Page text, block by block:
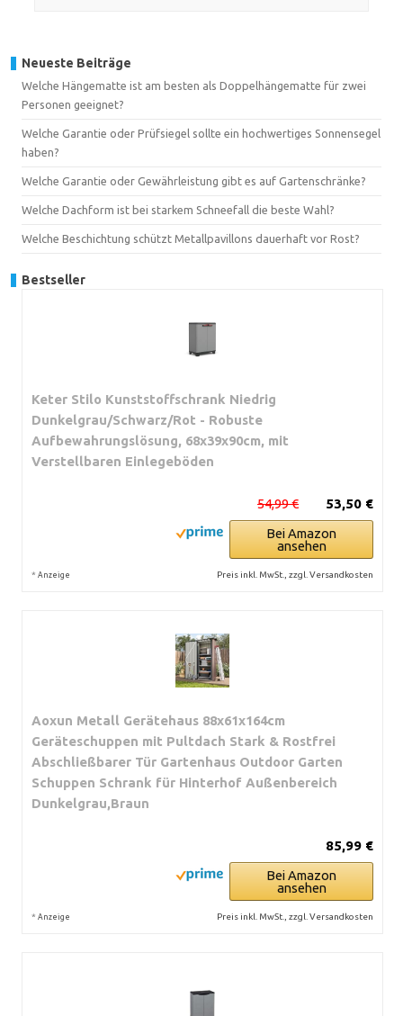
Neueste Beiträge
Welche Hängematte ist am besten als Doppelhängematte für zwei
Personen geeignet?
Welche Garantie oder Prüfsiegel sollte ein hochwertiges Sonnensegel
haben?
Welche Garantie oder Gewährleistung gibt es auf Gartenschränke?
Welche Dachform ist bei starkem Schneefall die beste Wahl?
Welche Beschichtung schützt Metallpavillons dauerhaft vor Rost?
Bestseller
Keter Stilo Kunststoffschrank Niedrig
Dunkelgrau/Schwarz/Rot - Robuste
Aufbewahrungslösung, 68x39x90cm, mit
Verstellbaren Einlegeböden
53,50 €
54,99 €
Bei Amazon
ansehen
* Anzeige Preis inkl. MwSt., zzgl. Versandkosten
Aoxun Metall Gerätehaus 88x61x164cm
Geräteschuppen mit Pultdach Stark & Rostfrei
Abschließbarer Tür Gartenhaus Outdoor Garten
Schuppen Schrank für Hinterhof Außenbereich
Dunkelgrau,Braun
85,99 €
Bei Amazon
ansehen
* Anzeige Preis inkl. MwSt., zzgl. Versandkosten